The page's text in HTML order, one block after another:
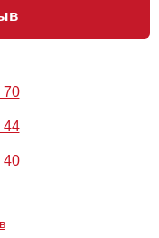
Анальный
Lubrix Anal gel,
314
70
44
40